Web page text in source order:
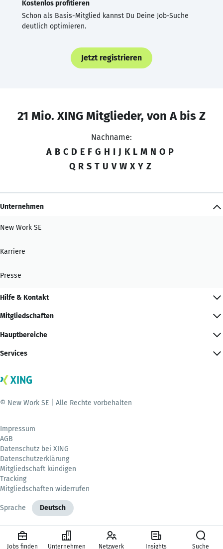
Kostenlos profitieren
Schon als Basis-Mitglied kannst Du Deine Job-Suche
deutlich optimieren.
Jetzt registrieren
21 Mio. XING Mitglieder, von A bis Z
Nachname:
A B C D E F G H I J K L M N O P
Q R S T U V W X Y Z
Unternehmen
New Work SE
Karriere
Presse
Hilfe & Kontakt
Mitgliedschaften
Hauptbereiche
Services
© New Work SE | Alle Rechte vorbehalten
Impressum
AGB
Datenschutz bei XING
Datenschutzerklärung
Mitgliedschaft kündigen
Tracking
Mitgliedschaften widerrufen
Sprache Deutsch
Jobs finden Unternehmen Netzwerk Insights Suche